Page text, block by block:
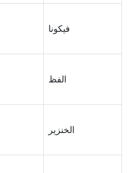
فيكونا
الفظ
الخنزير